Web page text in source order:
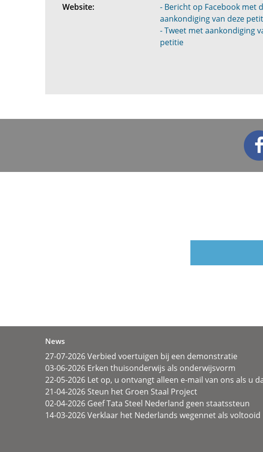
Website:
- Bericht op Facebook met
aankondiging van deze
- Tweet met aankondiging
petitie
News
27-07-2026 Verbied voertuigen bij een demonstratie
03-06-2026 Erken thuisonderwijs als onderwijsvorm
22-05-2026 Let op, u ontvangt alleen e-mail van ons als u
21-04-2026 Steun het Groen Staal Project
02-04-2026 Geef Tata Steel Nederland geen staatssteun
14-03-2026 Verklaar het Nederlands wegennet als voltooid